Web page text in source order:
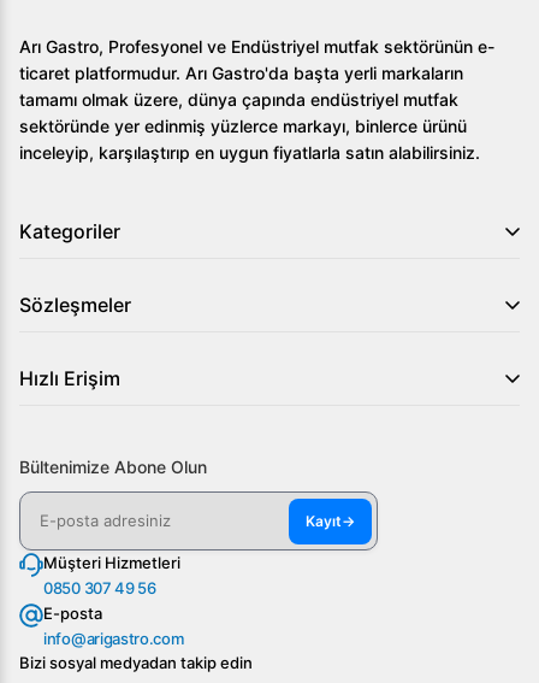
Arı Gastro, Profesyonel ve Endüstriyel mutfak sektörünün e-
ticaret platformudur. Arı Gastro'da başta yerli markaların
tamamı olmak üzere, dünya çapında endüstriyel mutfak
sektöründe yer edinmiş yüzlerce markayı, binlerce ürünü
inceleyip, karşılaştırıp en uygun fiyatlarla satın alabilirsiniz.
Kategoriler
Sözleşmeler
Hızlı Erişim
Bültenimize Abone Olun
Kayıt→
Müşteri Hizmetleri
0850 307 49 56
E-posta
info@arigastro.com
Bizi sosyal medyadan takip edin